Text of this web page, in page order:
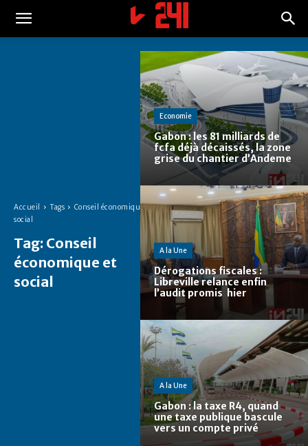
Accueil Tags
Conseil économique et
social
Tag: Conseil
économique et
social
Economie
Gabon : les 81 milliards de
fcfa déjà décaissés, la zone
grise du chantier d’Andeme
A la Une
Dérogations fiscales :
Libreville relance enfin
l’audit promis hier
A la Une
Gabon : la taxe R4, quand
une taxe publique bascule
vers un compte privé